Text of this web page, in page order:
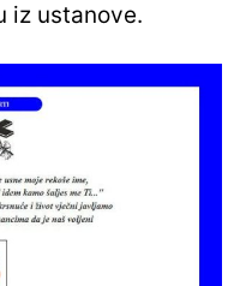
iz ustanove.